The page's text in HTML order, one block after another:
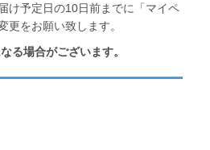
け予定日の10日前までに「マイペ
更をお願い致します。
る場合がございます。